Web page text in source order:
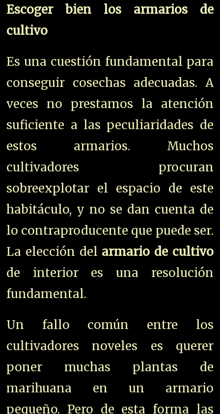
Escoger bien los armarios de
cultivo
Es una cuestión fundamental para
conseguir cosechas adecuadas. A
veces no prestamos la atención
suficiente a las peculiaridades de
estos armarios. Muchos
cultivadores procuran
sobreexplotar el espacio de este
habitáculo, y no se dan cuenta de
lo contraproducente que puede ser.
La elección del armario de cultivo
de interior es una resolución
fundamental.
Un fallo común entre los
cultivadores noveles es querer
poner muchas plantas de
marihuana en un armario
pequeño. Pero de esta forma las